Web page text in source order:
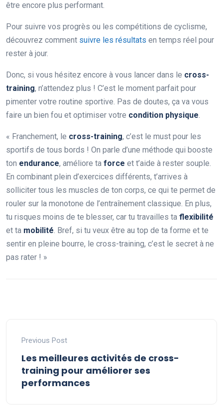
être encore plus performant.
Pour suivre vos progrès ou les compétitions de cyclisme,
découvrez comment suivre les résultats en temps réel pour
rester à jour.
Donc, si vous hésitez encore à vous lancer dans le cross-
training, n’attendez plus ! C’est le moment parfait pour
pimenter votre routine sportive. Pas de doutes, ça va vous
faire un bien fou et optimiser votre condition physique.
« Franchement, le cross-training, c’est le must pour les
sportifs de tous bords ! On parle d’une méthode qui booste
ton endurance, améliore ta force et t’aide à rester souple.
En combinant plein d’exercices différents, t’arrives à
solliciter tous les muscles de ton corps, ce qui te permet de
rouler sur la monotone de l’entraînement classique. En plus,
tu risques moins de te blesser, car tu travailles ta flexibilité
et ta mobilité. Bref, si tu veux être au top de ta forme et te
sentir en pleine bourre, le cross-training, c’est le secret à ne
pas rater ! »
Previous Post
Les meilleures activités de cross-
training pour améliorer ses
performances